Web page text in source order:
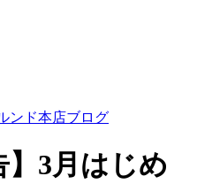
ンド本店ブログ
】3月はじめ